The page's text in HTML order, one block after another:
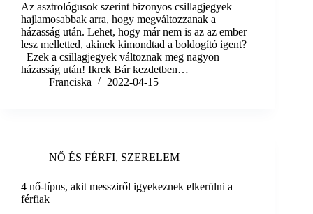
Az asztrológusok szerint bizonyos csillagjegyek
hajlamosabbak arra, hogy megváltozzanak a
házasság után. Lehet, hogy már nem is az az ember
lesz melletted, akinek kimondtad a boldogító igent?
Ezek a csillagjegyek változnak meg nagyon
házasság után! Ikrek Bár kezdetben…
Franciska
2022-04-15
NŐ ÉS FÉRFI, SZERELEM
4 nő-típus, akit messziről igyekeznek elkerülni a
férfiak